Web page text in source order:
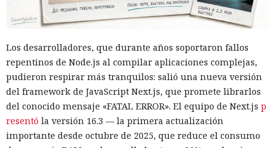
Los desarrolladores, que durante años soportaron fallos
repentinos de Node.js al compilar aplicaciones complejas,
pudieron respirar más tranquilos: salió una nueva versión
del framework de JavaScript Next.js, que promete librarlos
del conocido mensaje «FATAL ERROR». El equipo de Next.js p
resentó la versión 16.3 — la primera actualización
importante desde octubre de 2025, que reduce el consumo